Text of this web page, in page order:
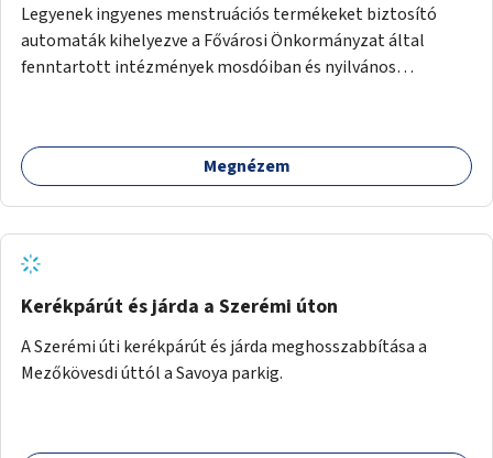
Legyenek ingyenes menstruációs termékeket biztosító
automaták kihelyezve a Fővárosi Önkormányzat által
fenntartott intézmények mosdóiban és nyilvános
Megnézem
Kerékpárút és járda a Szerémi úton
A Szerémi úti kerékpárút és járda meghosszabbítása a
Mezőkövesdi úttól a Savoya parkig.